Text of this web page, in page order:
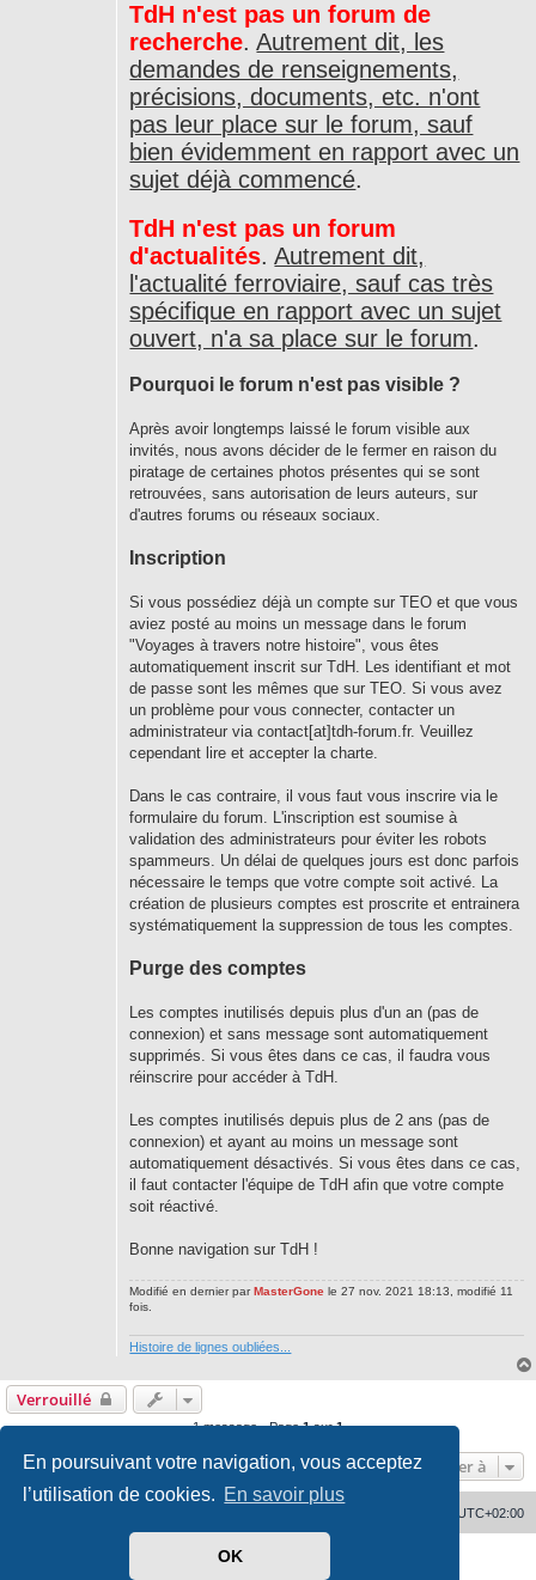
En poursuivant votre navigation, vous acceptez
l’utilisation de cookies. En savoir plus
OK
TdH n'est pas un forum de
recherche.Autrement dit, les
demandes de renseignements,
précisions, documents, etc. n'ont
pas leur place sur le forum, sauf
bien évidemment en rapport avec un
sujet déjà commencé.
TdH n'est pas un forum
d'actualités.Autrement dit,
l'actualité ferroviaire, sauf cas très
spécifique en rapport avec un sujet
ouvert, n'a sa place sur le forum.
Pourquoi le forum n'est pas visible ?
Après avoir longtemps laissé le forum visible aux
invités, nous avons décider de le fermer en raison du
piratage de certaines photos présentes qui se sont
retrouvées, sans autorisation de leurs auteurs, sur
d'autres forums ou réseaux sociaux.
Inscription
Si vous possédiez déjà un compte sur TEO et que vous
aviez posté au moins un message dans le forum
"Voyages à travers notre histoire", vous êtes
automatiquement inscrit sur TdH. Les identifiant et mot
de passe sont les mêmes que sur TEO. Si vous avez
un problème pour vous connecter, contacter un
administrateur via contact[at]tdh-forum.fr. Veuillez
cependant lire et accepter la charte.
Dans le cas contraire, il vous faut vous inscrire via le
formulaire du forum. L'inscription est soumise à
validation des administrateurs pour éviter les robots
spammeurs. Un délai de quelques jours est donc parfois
nécessaire le temps que votre compte soit activé. La
création de plusieurs comptes est proscrite et entrainera
systématiquement la suppression de tous les comptes.
Purge des comptes
Les comptes inutilisés depuis plus d'un an (pas de
connexion) et sans message sont automatiquement
supprimés. Si vous êtes dans ce cas, il faudra vous
réinscrire pour accéder à TdH.
Les comptes inutilisés depuis plus de 2 ans (pas de
connexion) et ayant au moins un message sont
automatiquement désactivés. Si vous êtes dans ce cas,
il faut contacter l'équipe de TdH afin que votre compte
soit réactivé.
Bonne navigation sur TdH !
Modifié en dernier parMasterGone le 27 nov. 2021 18:13, modifié 11
fois.
Histoire de lignes oubliées...
Verrouillé
1 message • Page1sur1
Aller à
UTC+02:00
phpBB ® Forum Software © phpBB Limited
phpBB-fr.com